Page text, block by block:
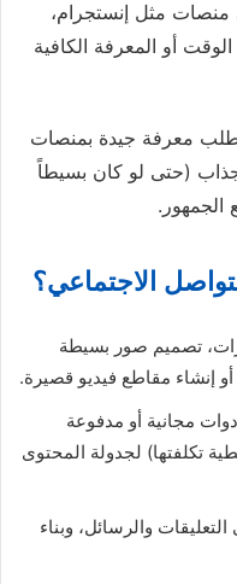
منصات مثل إنستجرام،
أو المعرفة الكافية
معرفة جيدة بمنصات
(حتى لو كان بسيطاً
الجمهور.
الاجتماعي؟
تصميم صور بسيطة
مجانية أو مدفوعة
تكلفتها) لجدولة المحتوى
والرسائل، وبناء